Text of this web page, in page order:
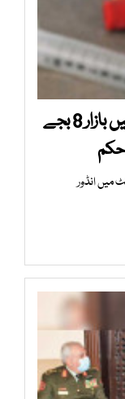
کورونا میں اضافہ خیبر پختونخوا میں بازار 8 بجے
حکم
میں انڈور